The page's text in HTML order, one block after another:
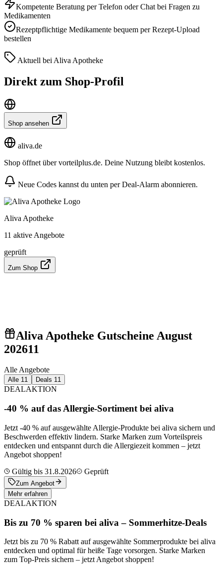
Kompetente Beratung per Telefon oder Chat bei Fragen zu
Medikamenten
Rezeptpflichtige Medikamente bequem per Rezept-Upload
bestellen
Aktuell bei Aliva Apotheke
Direkt zum Shop-Profil
Shop ansehen
aliva.de
Shop öffnet über vorteilplus.de. Deine Nutzung bleibt kostenlos.
Neue Codes kannst du unten per Deal-Alarm abonnieren.
Aliva Apotheke
11 aktive Angebote
geprüft
Zum Shop
Aliva Apotheke Gutscheine August
202611
Alle Angebote
Alle 11 Deals 11
DEALAKTION
-40 % auf das Allergie-Sortiment bei aliva
Jetzt -40 % auf ausgewählte Allergie-Produkte bei aliva sichern und
Beschwerden effektiv lindern. Starke Marken zum Vorteilspreis
entdecken und entspannt durch die Allergiezeit kommen – jetzt
Angebot shoppen!
Gültig bis 31.8.2026
Geprüft
Zum Angebot
Mehr erfahren
DEALAKTION
Bis zu 70 % sparen bei aliva – Sommerhitze-Deals
Jetzt bis zu 70 % Rabatt auf ausgewählte Sommerprodukte bei aliva
entdecken und optimal für heiße Tage vorsorgen. Starke Marken
zum Top-Preis sichern – jetzt Angebot shoppen!